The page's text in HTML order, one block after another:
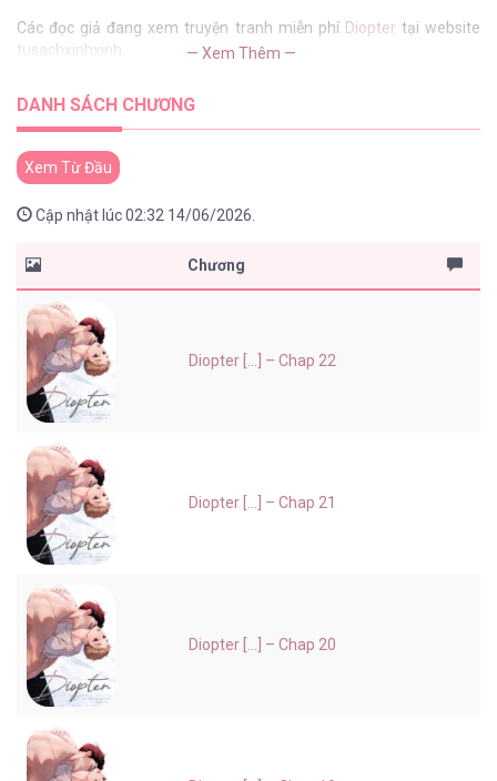
Các đọc giả đang xem truyện tranh miễn phí Diopter tại website
tusachxinhxinh
— Xem Thêm —
DANH SÁCH CHƯƠNG
Xem Từ Đầu
Cập nhật lúc 02:32 14/06/2026.
Chương
Diopter [...] – Chap 22
Diopter [...] – Chap 21
Diopter [...] – Chap 20